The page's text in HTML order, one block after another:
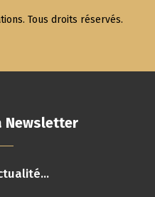
Tous droits réservés.
Newsletter